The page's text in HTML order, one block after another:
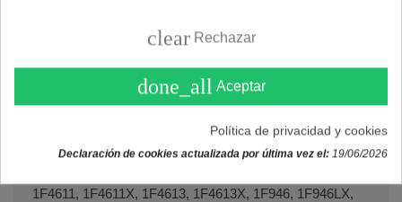
Lavadoras FAGOR
1F1148I, 1F1148IN, 1F1148IT, 1F1156, 1F1158,
1F2609LX, 1F2609P, 1F2609PN, 1F2611, 1F2611P,
1F3609, 1F3609IT, 1F3609LA, 1F3611, 1F3611I,
1F4611, 1F4611X, 1F4613, 1F4613X, 1F946, 1F946LX,
clear Rechazar
done_all Aceptar
Política de privacidad y cookies
Declaración de cookies actualizada por última vez el: 19/06/2026